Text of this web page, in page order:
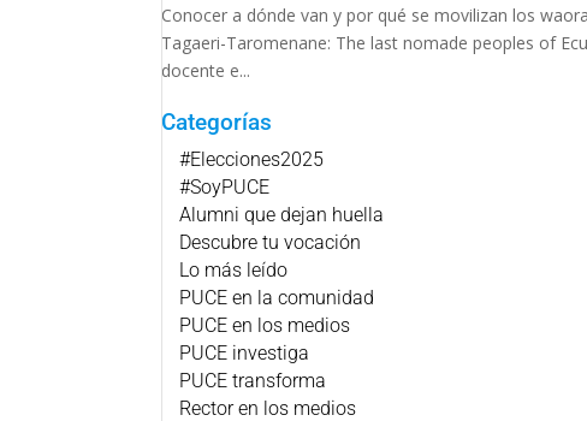
Conocer a dónde van y por qué se movilizan los
Tagaeri-Taromenane: The last nomade peoples of
docente e...
Categorías
#Elecciones2025
#SoyPUCE
Alumni que dejan huella
Descubre tu vocación
Lo más leído
PUCE en la comunidad
PUCE en los medios
PUCE investiga
PUCE transforma
Rector en los medios